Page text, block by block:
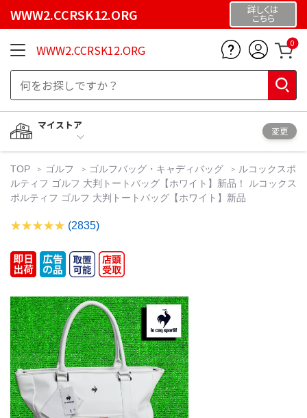
WWW2.CCRSK12.ORG 詳しくは
こちら
WWW2.CCRSK12.ORG 0
マイストア
変更
TOP ゴルフ ゴルフバッグ・キャディバッグ
ルコックスポ
ルティフ ゴルフ 大判トートバッグ【ホワイト】新品！ ルコックス
ポルティフ ゴルフ 大判トートバッグ【ホワイト】新品
(2835)